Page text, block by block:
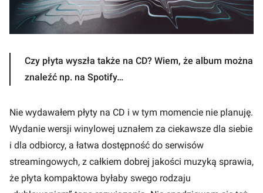
Czy płyta wyszła także na CD? Wiem, że album można
znaleźć np. na Spotify…
Nie wydawałem płyty na CD i w tym momencie nie planuję.
Wydanie wersji winylowej uznałem za ciekawsze dla siebie
i dla odbiorcy, a łatwa dostępność do serwisów
streamingowych, z całkiem dobrej jakości muzyką sprawia,
że płyta kompaktowa byłaby swego rodzaju